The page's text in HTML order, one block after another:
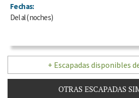
Fechas:
Delal(noches)
+ Escapadas disponibles
OTRAS ESCAPADAS